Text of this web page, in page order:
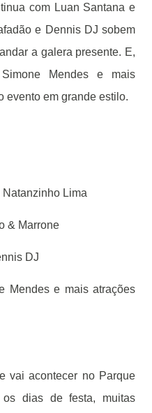
com Luan Santana e
e Dennis DJ sobem
a galera presente. E,
Mendes e mais
evento em grande estilo.
Lima
& Marrone
DJ
Mendes e mais atrações
vai acontecer no Parque
dias de festa, muitas